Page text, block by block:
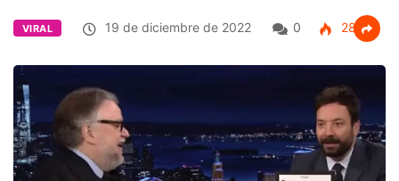
VIRAL 19 de diciembre de 2022 0 286